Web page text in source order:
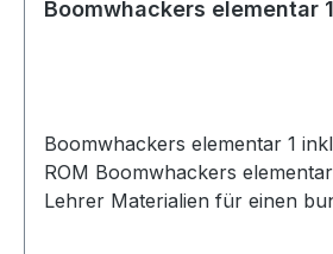
Boomwhackers elementar 1
Boomwhackers elementar 1
ROM Boomwhackers elementar bietet dem
Lehrer Materialien für einen